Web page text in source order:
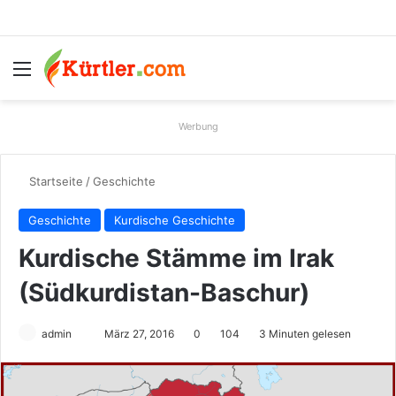
Menü
Werbung
Startseite /Geschichte
Geschichte Kurdische Geschichte
Kurdische Stämme im Irak
(Südkurdistan-Baschur)
admin März 27, 2016 0 104 3 Minuten gelesen